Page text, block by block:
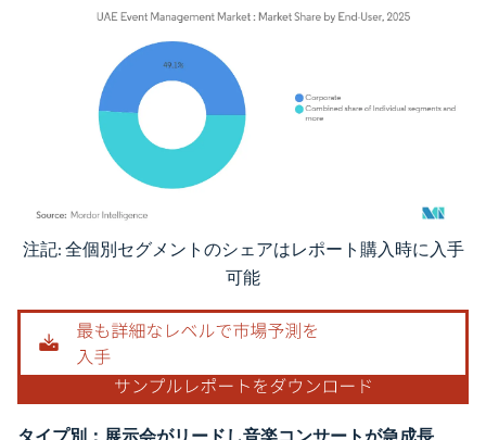
画像 © Mordor Intelligence。再利用にはCC BY 4.0の表示が必要です。
注記: 全個別セグメントのシェアはレポート購入時に入手
可能
タイプ別：展示会がリードし音楽コンサートが急成長